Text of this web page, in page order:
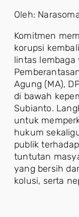
Oleh:
Komitmen
korupsi
lintas lembaga
Agung (MA),
di bawah
Subianto.
untuk
hukum
publik
tuntutan
yang bersih
kolusi, serta